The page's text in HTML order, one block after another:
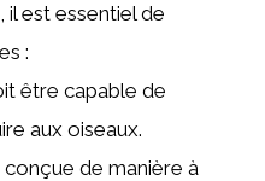
est essentiel de
:
être capable de
aux oiseaux.
de manière à